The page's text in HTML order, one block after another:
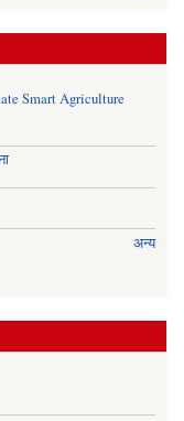
Smart Agriculture
अन्य